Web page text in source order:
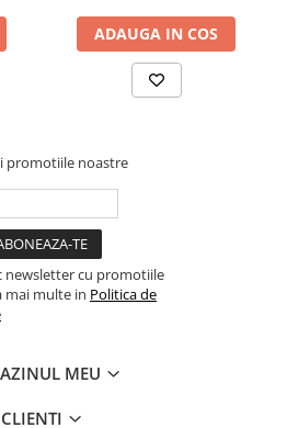
ADAUGA IN COS
promotiile noastre
newsletter cu promotiile
mai multe in Politica de
MEU
CLIENTI